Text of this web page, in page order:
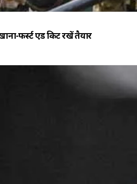
फर्स्ट एड किट रखें तैयार